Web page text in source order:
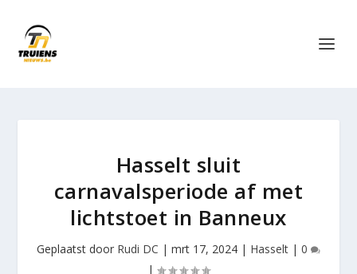
Hasselt sluit
carnavalsperiode af met
lichtstoet in Banneux
Geplaatst door Rudi DC | mrt 17, 2024 | Hasselt | 0
|